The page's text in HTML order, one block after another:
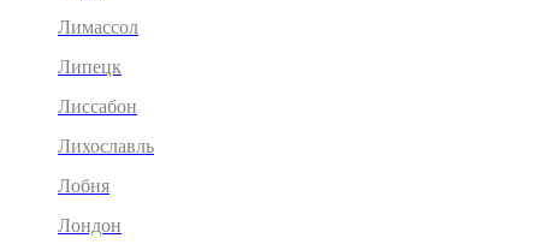
Лимассол
Липецк
Лиссабон
Лихославль
Лобня
Лондон